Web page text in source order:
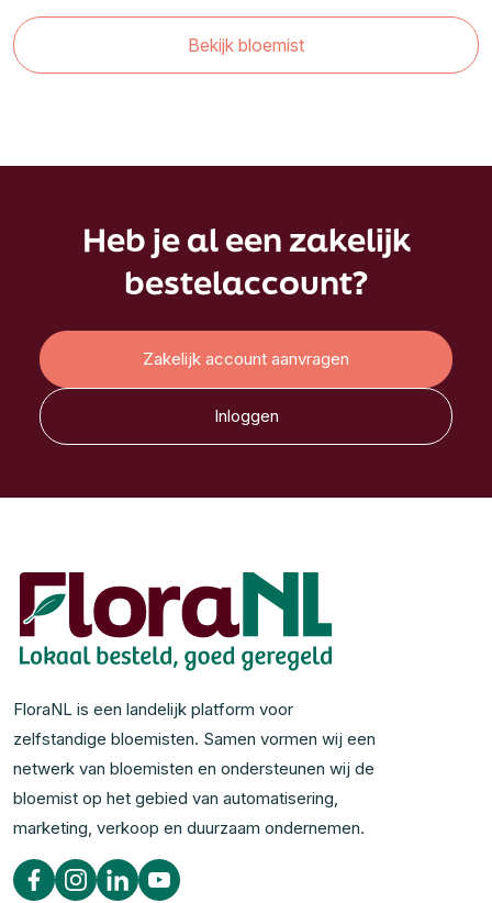
Bekijk bloemist
Heb je al een zakelijk
bestelaccount?
Zakelijk account aanvragen
Inloggen
FloraNL is een landelijk platform voor
zelfstandige bloemisten. Samen vormen wij een
netwerk van bloemisten en ondersteunen wij de
bloemist op het gebied van automatisering,
marketing, verkoop en duurzaam ondernemen.